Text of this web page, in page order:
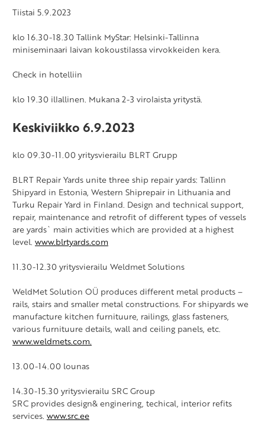
Tiistai 5.9.2023
klo 16.30-18.30 Tallink MyStar: Helsinki-Tallinna
miniseminaari laivan kokoustilassa virvokkeiden kera.
Check in hotelliin
klo 19.30 illallinen. Mukana 2-3 virolaista yritystä.
Keskiviikko 6.9.2023
klo 09.30-11.00 yritysvierailu BLRT Grupp
BLRT Repair Yards unite three ship repair yards: Tallinn
Shipyard in Estonia, Western Shiprepair in Lithuania and
Turku Repair Yard in Finland. Design and technical support,
repair, maintenance and retrofit of different types of vessels
are yards` main activities which are provided at a highest
level. www.blrtyards.com
11.30-12.30 yritysvierailu Weldmet Solutions
WeldMet Solution OÜ produces different metal products –
rails, stairs and smaller metal constructions. For shipyards we
manufacture kitchen furnituure, railings, glass fasteners,
various furnituure details, wall and ceiling panels, etc.
www.weldmets.com.
13.00-14.00 lounas
14.30-15.30 yritysvierailu SRC Group
SRC provides design& enginering, techical, interior refits
services. www.src.ee